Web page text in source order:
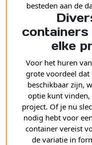
besteden aan de
elke
Voor het huren
grote voordeel
beschikbaar zijn,
optie kunt
project. Of je nu
nodig hebt voor
container vereist
de variatie in